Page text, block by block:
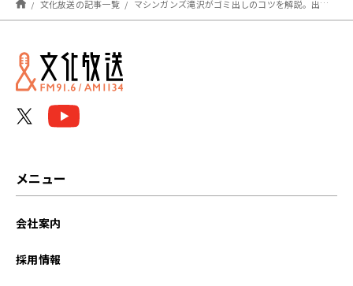
文化放送の記事一覧 マシンガンズ滝沢がゴミ出しのコツを解説。出し方次第で「税金の節約にもなる」
メニュー
会社案内
採用情報